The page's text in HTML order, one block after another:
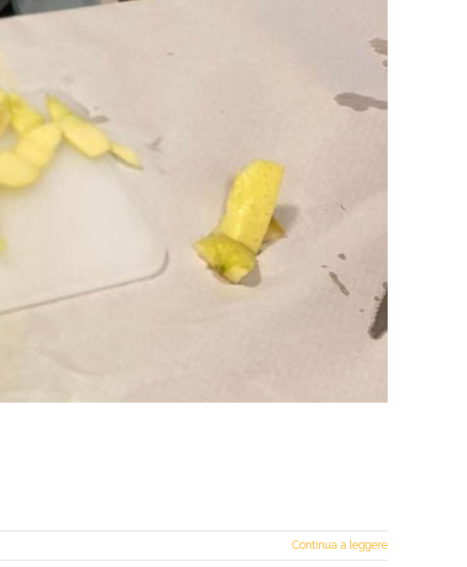
Continua a leggere